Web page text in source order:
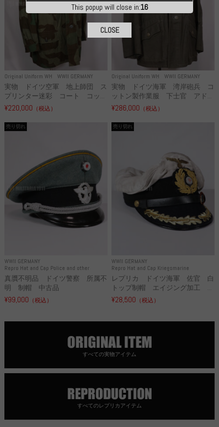
Original Uniform WH WWII GERMANY
実物 ドイツ空軍 地上師団 ス
プリンター迷彩 コート コッ...
¥220,000 （税込）
Original Uniform WH WWII GERMANY
実物 ドイツ海軍 湾岸砲兵 コ
ットン製作業服 下士官 アド...
¥286,000 （税込）
WWII GERMANY
Repro Hat and Cap Police and other
売り切れ
真贋不明品 ドイツ警察 所属不
明 制帽 中古品
¥99,000 （税込）
WWII GERMANY
Repro Hat and Cap Kriegsmarine
売り切れ
レプリカ ドイツ海軍 佐官 白
トップ制帽 エイジング加工 ...
¥28,500 （税込）
すべての実物アイテム
すべてのレプリカアイテム
This popup will close in:16
CLOSE